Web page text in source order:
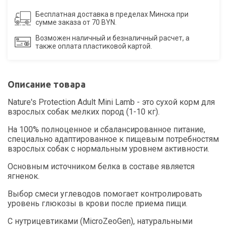
Бесплатная доставка в пределах Минска при
сумме заказа от 70 BYN.
Возможен наличный и безналичный расчет, а
также оплата пластиковой картой.
Описание товара
Nature's Protection Adult Mini Lamb - это сухой корм для
взрослых собак мелких пород (1-10 кг).
На 100% полноценное и сбалансированное питание,
специально адаптированное к пищевым потребностям
взрослых собак с нормальным уровнем активности.
Основным источником белка в составе является
ягненок.
Выбор смеси углеводов помогает контролировать
уровень глюкозы в крови после приема пищи.
C нутрицевтиками (MicroZeoGen), натуральными